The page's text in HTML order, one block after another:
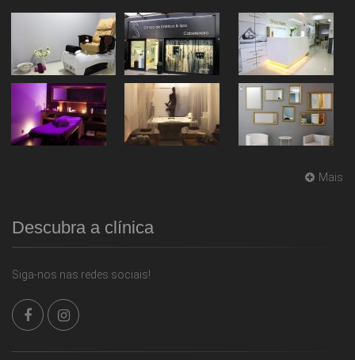
Mais
Descubra a clínica
Siga-nos nas redes sociais!